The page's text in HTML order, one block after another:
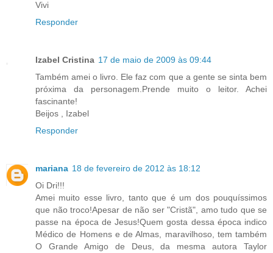
Vivi
Responder
Izabel Cristina 17 de maio de 2009 às 09:44
Também amei o livro. Ele faz com que a gente se sinta bem
próxima da personagem.Prende muito o leitor. Achei
fascinante!
Beijos , Izabel
Responder
mariana 18 de fevereiro de 2012 às 18:12
Oi Dri!!!
Amei muito esse livro, tanto que é um dos pouquíssimos
que não troco!Apesar de não ser "Cristã", amo tudo que se
passe na época de Jesus!Quem gosta dessa época indico
Médico de Homens e de Almas, maravilhoso, tem também
O Grande Amigo de Deus, da mesma autora Taylor